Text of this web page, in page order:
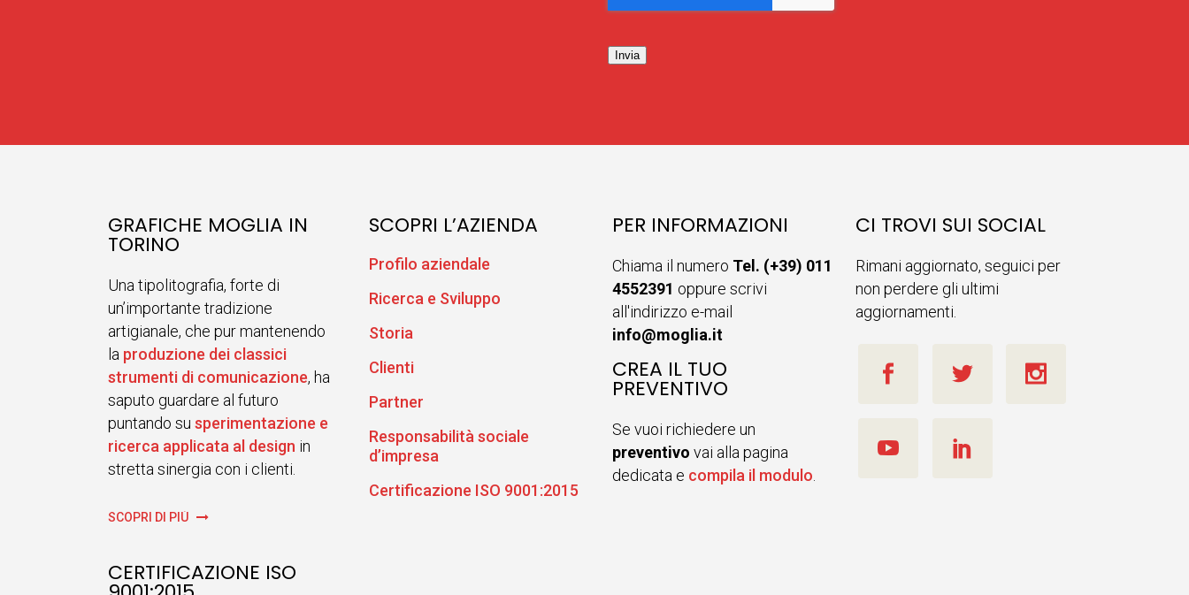
Invia
GRAFICHE MOGLIA IN
TORINO
Una tipolitografia, forte di
un’importante tradizione
artigianale, che pur mantenendo
la produzione dei classici
strumenti di comunicazione, ha
saputo guardare al futuro
puntando su sperimentazione e
ricerca applicata al design in
stretta sinergia con i clienti.
SCOPRI DI PIÙ
CERTIFICAZIONE ISO
SCOPRI L’AZIENDA
Profilo aziendale
Ricerca e Sviluppo
Storia
Clienti
Partner
Responsabilità sociale
d’impresa
Certificazione ISO 9001:2015
PER INFORMAZIONI
Chiama il numero Tel. (+39) 011
4552391 oppure scrivi
all'indirizzo e-mail
info@moglia.it
CREA IL TUO
PREVENTIVO
Se vuoi richiedere un
preventivo vai alla pagina
dedicata e compila il modulo.
CI TROVI SUI SOCIAL
Rimani aggiornato, seguici per
non perdere gli ultimi
aggiornamenti.